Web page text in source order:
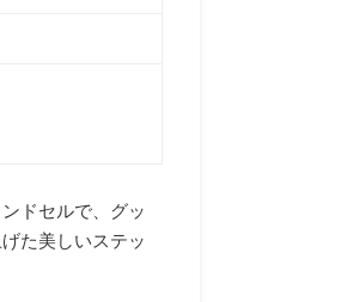
ドセルで、グッ
た美しいステッ